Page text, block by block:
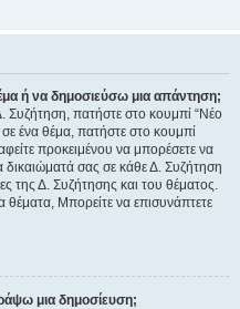
ή να δημοσιεύσω μια απάντηση;
Συζήτηση, πατήστε στο κουμπί “Νέο
ένα θέμα, πατήστε στο κουμπί
προκειμένου να μπορέσετε να
δικαιώματά σας σε κάθε Δ. Συζήτηση
της Δ. Συζήτησης και του θέματος.
θέματα, Μπορείτε να επισυνάπτετε
μια δημοσίευση;